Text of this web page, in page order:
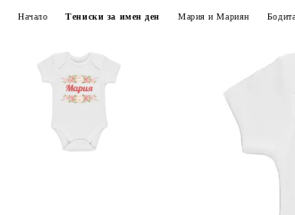
Начало Тениски за имен ден Мария и Мариян Бодита